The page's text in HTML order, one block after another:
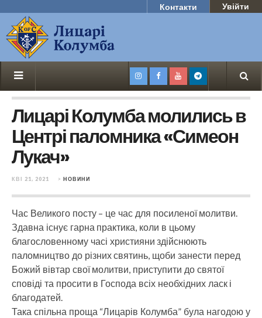
Контакти Увійти
Лицарі Колумба молились в
Центрі паломника «Симеон
Лукач»
КВІ 21, 2021 > НОВИНИ
Час Великого посту – це час для посиленої молитви.
Здавна існує гарна практика, коли в цьому
благословенному часі християни здійснюють
паломництво до різних святинь, щоби занести перед
Божий вівтар свої молитви, приступити до святої
сповіді та просити в Господа всіх необхідних ласк і
благодатей.
Така спільна проща “Лицарів Колумба” була нагодою у